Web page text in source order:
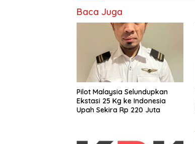
Baca Juga
Pilot Malaysia Selundupkan
Ekstasi 25 Kg ke Indonesia
Upah Sekira Rp 220 Juta